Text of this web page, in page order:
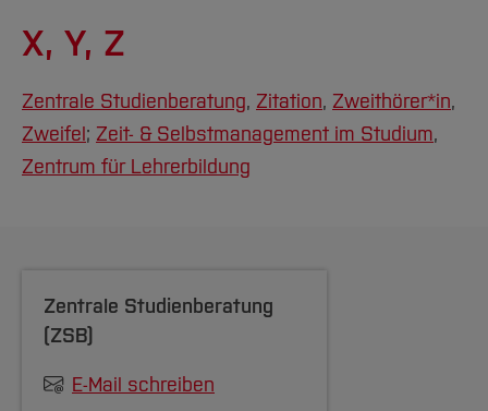
X, Y, Z
Zentrale Studienberatung, Zitation, Zweithörer*in,
Zweifel; Zeit- & Selbstmanagement im Studium,
Zentrum für Lehrerbildung
Zentrale Studienberatung
(ZSB)
E-Mail schreiben